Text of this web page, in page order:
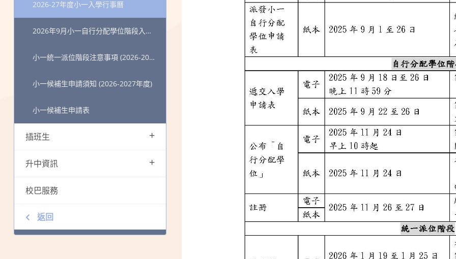
2026-27年度小一入學行事曆
2026年9月小一自行分配學位階段入學申請須知(更新版)
小一統一派位階段注意事項 (2026-2027年度)
小一候補生申請須知 (2026-2027年度)
小一候補生申請表
插班生 +
升中資訊 +
校巴服務
返回